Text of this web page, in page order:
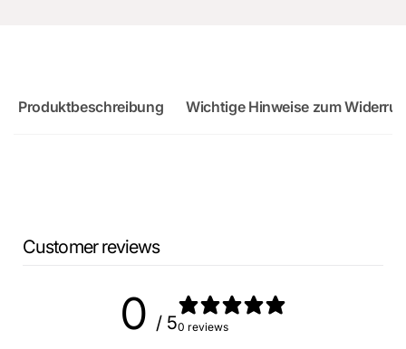
Produktbeschreibung Wichtige Hinweise zum
Customer reviews
0 / 50 reviews